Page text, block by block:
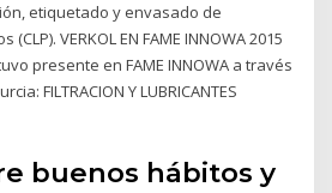
etiquetado y envasado de
VERKOL EN FAME INNOWA 2015
presente en FAME INNOWA a través
FILTRACION Y LUBRICANTES
buenos hábitos y